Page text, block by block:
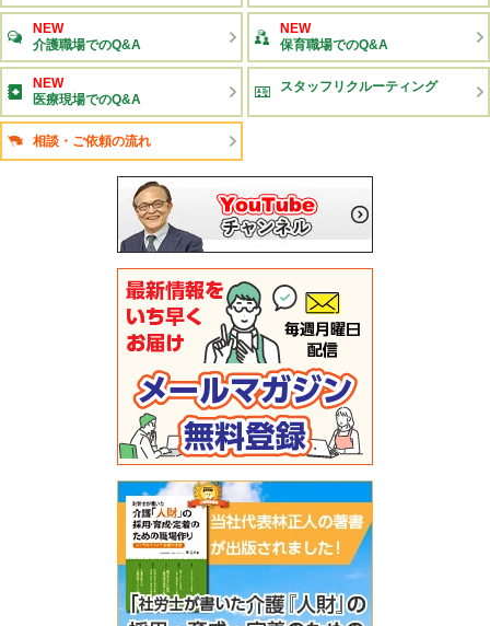
NEW
介護職場でのQ&A
NEW
保育職場でのQ&A
NEW
医療現場でのQ&A
スタッフリクルーティング
相談・ご依頼の流れ